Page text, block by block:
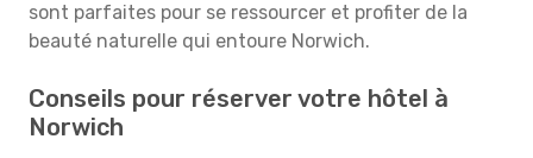
sont parfaites pour se ressourcer et profiter de la
beauté naturelle qui entoure Norwich.
Conseils pour réserver votre hôtel à
Norwich